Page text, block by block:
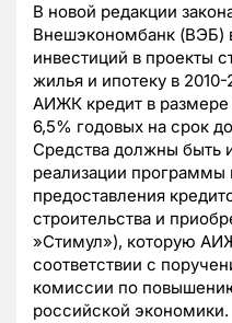
В новой редакции
Внешэкономбанк (ВЭБ)
инвестиций в проекты
жилья и ипотеку в 2010-
АИЖК кредит в размере
6,5% годовых на срок
Средства должны быть
реализации
предоставления
строительства и
»Стимул»), которую
соответствии с
комиссии по
российской экономики.